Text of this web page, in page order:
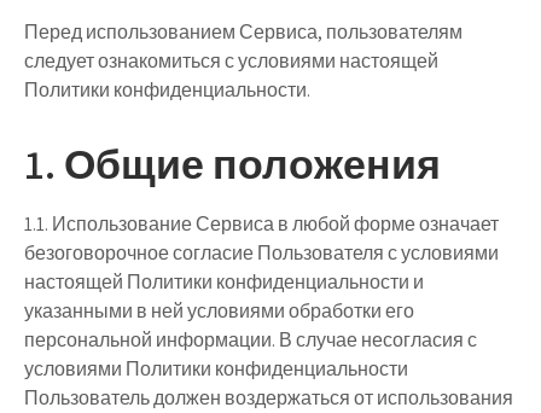
Перед использованием Сервиса, пользователям
следует ознакомиться с условиями настоящей
Политики конфиденциальности.
1. Общие положения
1.1. Использование Сервиса в любой форме означает
безоговорочное согласие Пользователя с условиями
настоящей Политики конфиденциальности и
указанными в ней условиями обработки его
персональной информации. В случае несогласия с
условиями Политики конфиденциальности
Пользователь должен воздержаться от использования